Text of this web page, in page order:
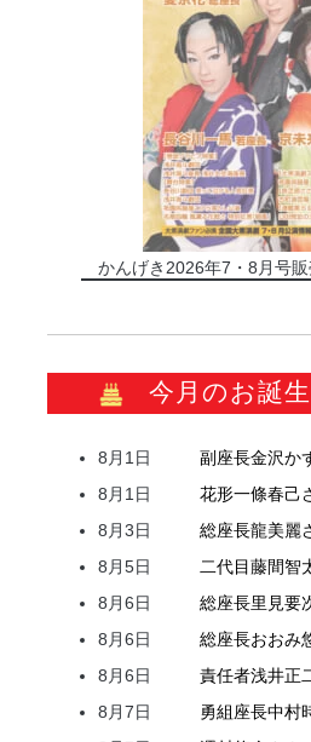
かんげき2026年7・8月号販
今月のお誕生
8月1日 副座長金沢か
8月1日
花形一條春己
8月3日
総座長龍美麗
8月5日
二代目藤間智
8月6日
総座長里見要
8月6日
総座長おおみ
8月6日
責任者浅井正
8月7日
勇組座長中村